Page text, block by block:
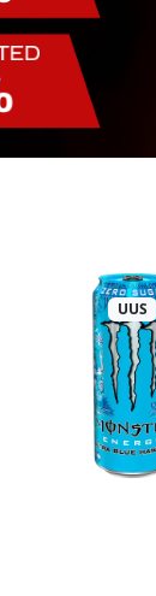
UUS